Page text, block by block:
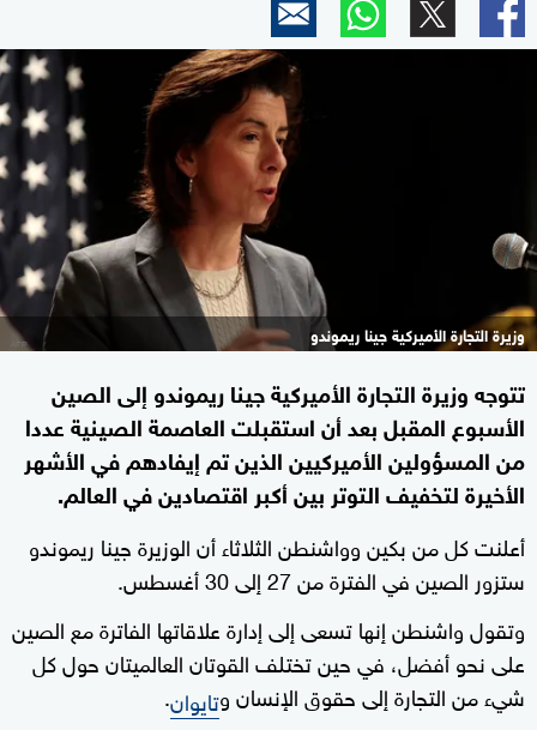
وزيرة التجارة الأميركية جينا ريموندو
تتوجه وزيرة التجارة الأميركية جينا ريموندو إلى الصين
الأسبوع المقبل بعد أن استقبلت العاصمة الصينية عددا
من المسؤولين الأميركيين الذين تم إيفادهم في الأشهر
الأخيرة لتخفيف التوتر بين أكبر اقتصادين في العالم.
أعلنت كل من بكين وواشنطن الثلاثاء أن الوزيرة جينا ريموندو
ستزور الصين في الفترة من 27 إلى 30 أغسطس.
وتقول واشنطن إنها تسعى إلى إدارة علاقاتها الفاترة مع الصين
على نحو أفضل، في حين تختلف القوتان العالميتان حول كل
شيء من التجارة إلى حقوق الإنسان وتايوان.